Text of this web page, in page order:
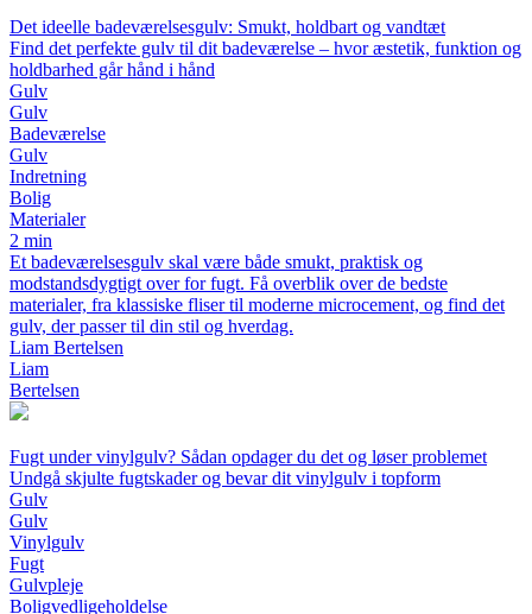
Det ideelle badeværelsesgulv: Smukt, holdbart og vandtæt
Find det perfekte gulv til dit badeværelse – hvor æstetik, funktion og
holdbarhed går hånd i hånd
Gulv
Gulv
Badeværelse
Gulv
Indretning
Bolig
Materialer
2 min
Et badeværelsesgulv skal være både smukt, praktisk og
modstandsdygtigt over for fugt. Få overblik over de bedste
materialer, fra klassiske fliser til moderne microcement, og find det
gulv, der passer til din stil og hverdag.
Liam Bertelsen
Liam
Bertelsen
Fugt under vinylgulv? Sådan opdager du det og løser problemet
Undgå skjulte fugtskader og bevar dit vinylgulv i topform
Gulv
Gulv
Vinylgulv
Fugt
Gulvpleje
Boligvedligeholdelse